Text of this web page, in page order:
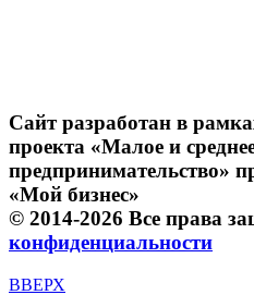
Сайт разработан в
проекта «Малое и
предпринимательство»
«Мой бизнес»
© 2014-2026 Все права
конфиденциальности
ВВЕРХ